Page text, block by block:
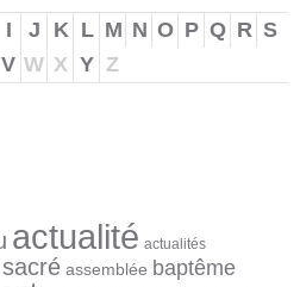
I J K L M N O P Q R S
V W X Y Z
actualité actualités
assemblée baptême